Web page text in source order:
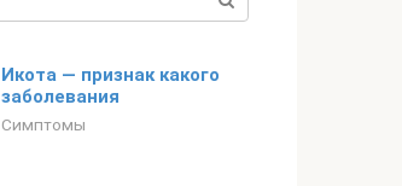
Икота — признак какого
заболевания
Симптомы